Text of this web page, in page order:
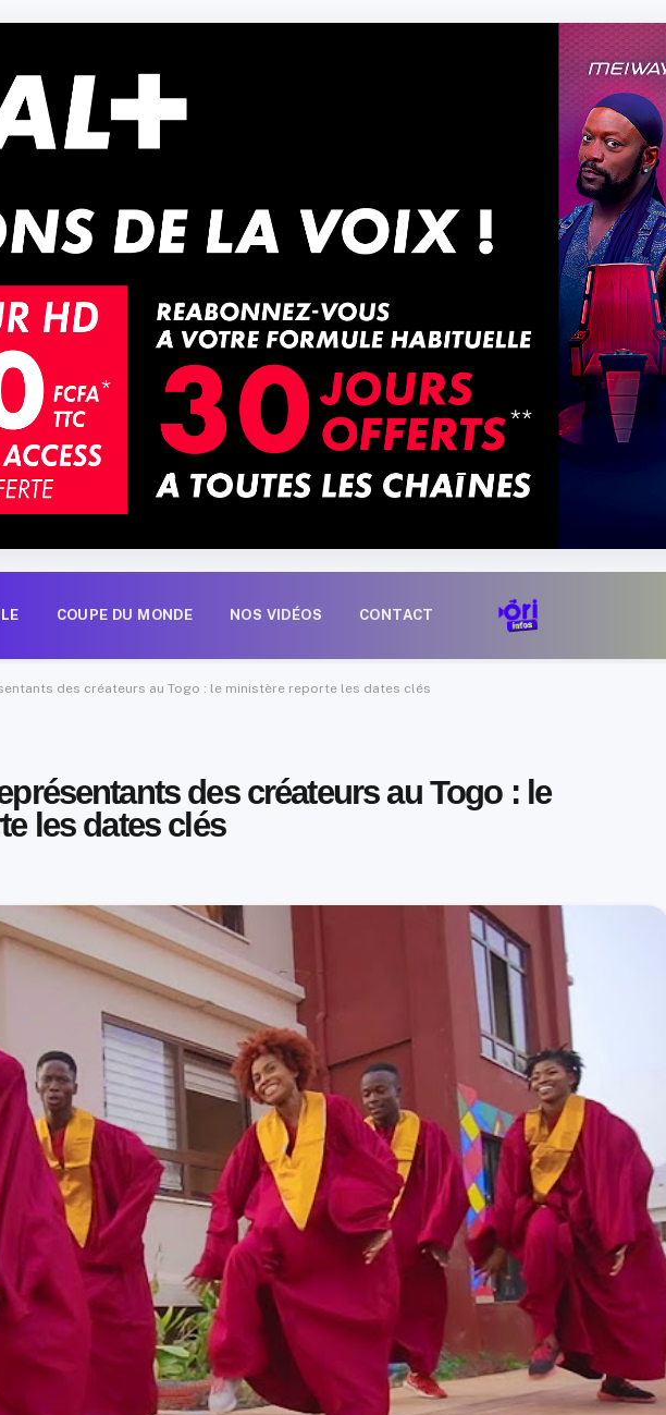
COUPE DU MONDE NOS VIDÉOS CONTACT
des créateurs au Togo : le ministère reporte les dates clés
des créateurs au Togo : le
les dates clés